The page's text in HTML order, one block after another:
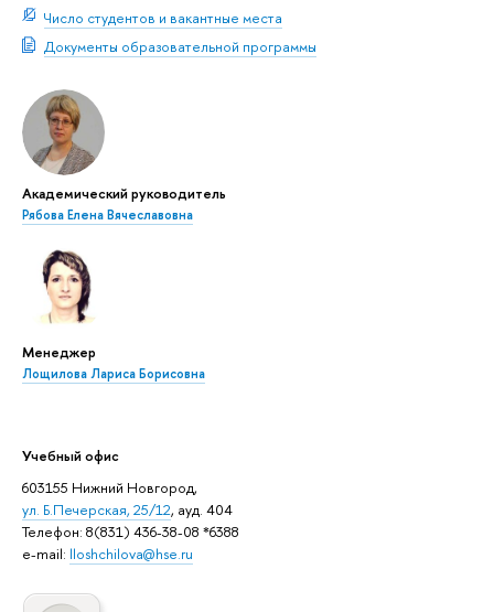
Число студентов и вакантные места
Документы образовательной программы
Академический руководитель
Рябова Елена Вячеславовна
Менеджер
Лощилова Лариса Борисовна
Учебный офис
603155 Нижний Новгород,
ул. Б.Печерская, 25/12, ауд. 404
Телефон: 8(831) 436-38-08 *6388
e-mail: lloshchilova@hse.ru